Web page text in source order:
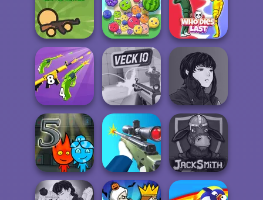
Manga Creator
Vampire Hunter
P...
Traffic Jam 3D
Zombie
Romance
Survev.io Fruit Party Who Dies Last
Merge 2048 Gun
Rush
Veck.io
Manga Creator
Vampire Hunter
P...